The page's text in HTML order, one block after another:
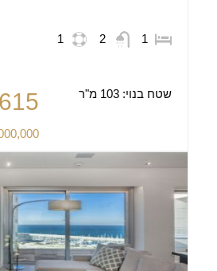
1
2
1
שטח בנוי:103 מ"ר